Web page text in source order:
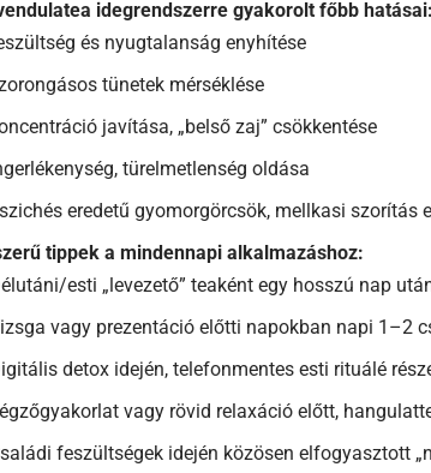
idegrendszerre gyakorolt főbb hatásai:
és nyugtalanság enyhítése
tünetek mérséklése
javítása, „belső zaj” csökkentése
türelmetlenség oldása
eredetű gyomorgörcsök, mellkasi szorítás
tippek a mindennapi alkalmazáshoz:
esti „levezető” teaként egy hosszú nap
vagy prezentáció előtti napokban napi 1–2
detox idején, telefonmentes esti rituálé
vagy rövid relaxáció előtt,
feszültségek idején közösen elfogyasztott